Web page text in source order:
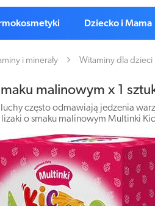
Dziecko i Mama
i minerały Witaminy dla dzieci
malinowym x 1
często odmawiają jedzenia
o smaku malinowym Multinki